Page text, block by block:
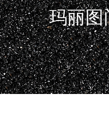
玛丽